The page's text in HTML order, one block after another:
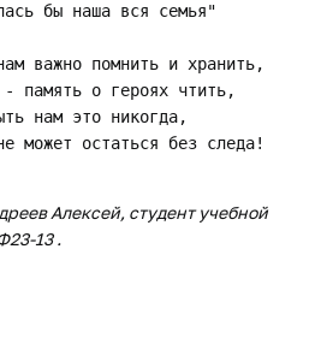
бы наша вся семья"
важно помнить и хранить,
- память о героях чтить,
нам это никогда,
может остаться без следа!
Алексей, студент учебной
13 .